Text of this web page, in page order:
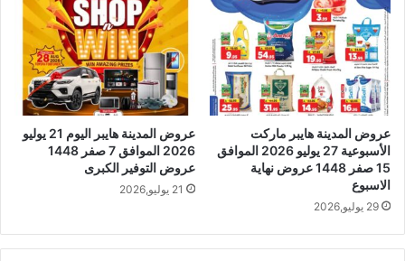
عروض المدينة هايبر ماركت
الأسبوعية 27 يوليو 2026 الموافق
15 صفر 1448 عروض نهاية
الاسبوع
29 يوليو,2026
عروض المدينة هايبر اليوم 21 يوليو
2026 الموافق 7 صفر 1448
عروض التوفير الكبرى
21 يوليو,2026